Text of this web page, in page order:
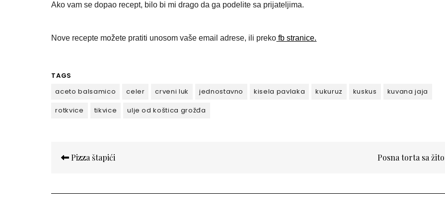
Ako vam se dopao recept, bilo bi mi drago da ga podelite sa prijateljima.
Nove recepte možete pratiti unosom vaše email adrese, ili preko fb stranice.
TAGS
aceto balsamico
celer crveni luk jednostavno kisela pavlaka kukuruz kuskus
kuvana jaja
rotkvice
tikvice ulje od koštica grožđa
чланка
Pizza štapići Posna torta sa